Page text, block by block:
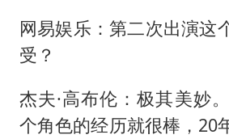
网易娱乐：第二次出演这
受？
杰夫·高布伦：极其美妙
个角色的经历就很棒，20